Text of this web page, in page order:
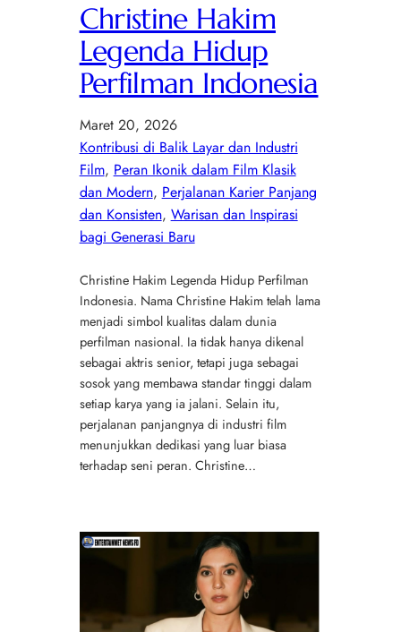
Christine Hakim
Legenda Hidup
Perfilman Indonesia
Maret 20, 2026
Kontribusi di Balik Layar dan Industri
Film, Peran Ikonik dalam Film Klasik
dan Modern, Perjalanan Karier Panjang
dan Konsisten, Warisan dan Inspirasi
bagi Generasi Baru
Christine Hakim Legenda Hidup Perfilman
Indonesia. Nama Christine Hakim telah lama
menjadi simbol kualitas dalam dunia
perfilman nasional. Ia tidak hanya dikenal
sebagai aktris senior, tetapi juga sebagai
sosok yang membawa standar tinggi dalam
setiap karya yang ia jalani. Selain itu,
perjalanan panjangnya di industri film
menunjukkan dedikasi yang luar biasa
terhadap seni peran. Christine…